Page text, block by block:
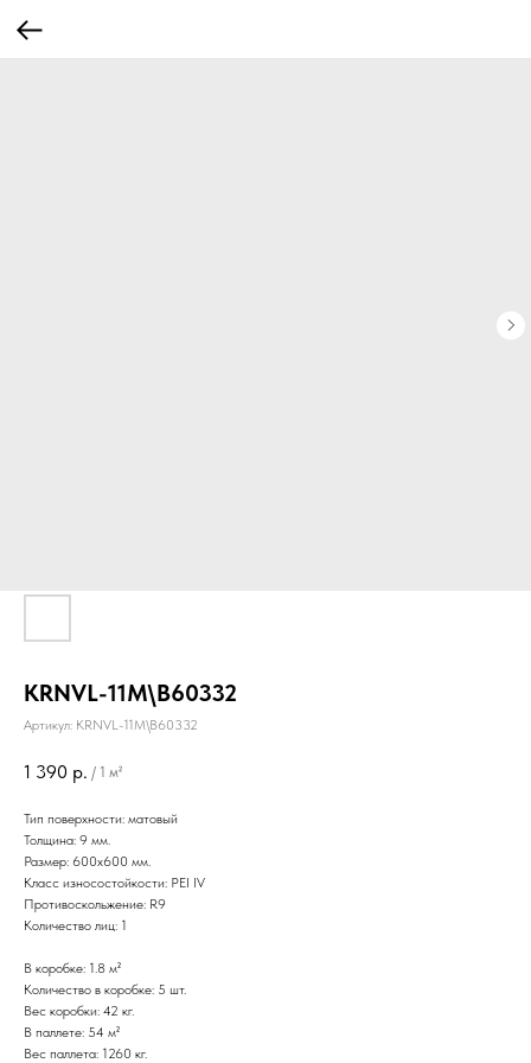
KRNVL-11M\B60332
Артикул: KRNVL-11M\B60332
1 390 р. / 1 м²
Тип поверхности: матовый
Толщина: 9 мм.
Размер: 600х600 мм.
Класс износостойкости: PEI IV
Противоскольжение: R9
Количество лиц: 1
В коробке: 1.8 м²
Количество в коробке: 5 шт.
Вес коробки: 42 кг.
В паллете: 54 м²
Вес паллета: 1260 кг.